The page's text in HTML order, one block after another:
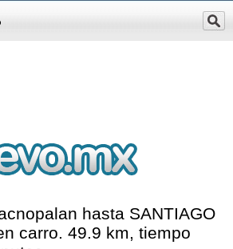
hasta SANTIAGO
carro. 49.9 km, tiempo